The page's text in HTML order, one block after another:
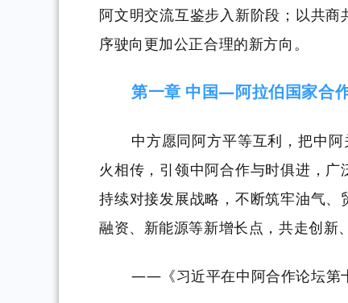
阿文明交流互鉴步入新阶段；以共
序驶向更加公正合理的新方向。
第一章 中国—阿拉伯国家合
中方愿同阿方平等互利，把中
火相传，引领中阿合作与时俱进，
持续对接发展战略，不断筑牢油气
融资、新能源等新增长点，共走创新
—— 《习近平在中阿合作论坛